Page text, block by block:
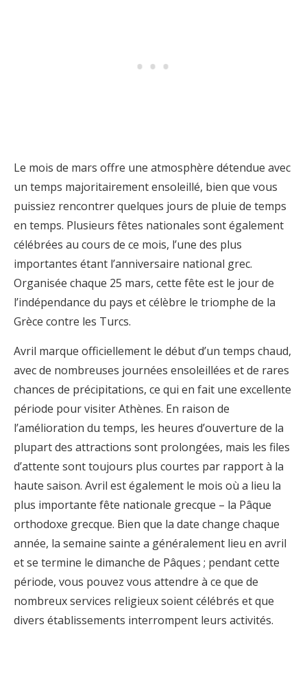
Le mois de mars offre une atmosphère détendue avec
un temps majoritairement ensoleillé, bien que vous
puissiez rencontrer quelques jours de pluie de temps
en temps. Plusieurs fêtes nationales sont également
célébrées au cours de ce mois, l’une des plus
importantes étant l’anniversaire national grec.
Organisée chaque 25 mars, cette fête est le jour de
l’indépendance du pays et célèbre le triomphe de la
Grèce contre les Turcs.
Avril marque officiellement le début d’un temps chaud,
avec de nombreuses journées ensoleillées et de rares
chances de précipitations, ce qui en fait une excellente
période pour visiter Athènes. En raison de
l’amélioration du temps, les heures d’ouverture de la
plupart des attractions sont prolongées, mais les files
d’attente sont toujours plus courtes par rapport à la
haute saison. Avril est également le mois où a lieu la
plus importante fête nationale grecque – la Pâque
orthodoxe grecque. Bien que la date change chaque
année, la semaine sainte a généralement lieu en avril
et se termine le dimanche de Pâques ; pendant cette
période, vous pouvez vous attendre à ce que de
nombreux services religieux soient célébrés et que
divers établissements interrompent leurs activités.